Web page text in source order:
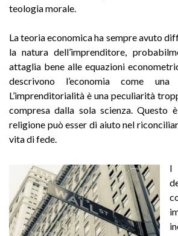
teologia morale.
La teoria economica ha sempre avuto
la natura dell’imprenditore,
attaglia bene alle equazioni
descrivono l’economia come una
L’imprenditorialità è una peculiarità
compresa dalla sola scienza. Questo
religione può esser di aiuto nel
vita di fede.
I